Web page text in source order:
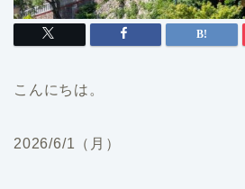
こんにちは。
2026/6/1（月）